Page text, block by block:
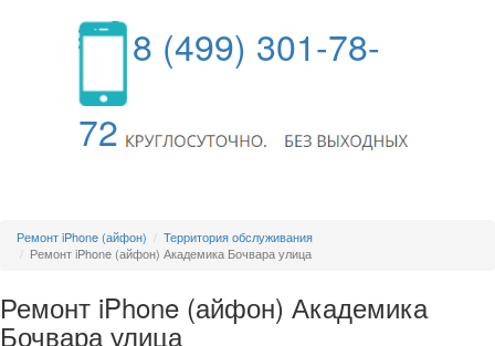
8 (499) 301-78-
72
Ремонт iPhone (айфон)
Территория обслуживания
Ремонт iPhone (айфон) Академика Бочвара улица
Ремонт iPhone (айфон) Академика
Бочвара улица